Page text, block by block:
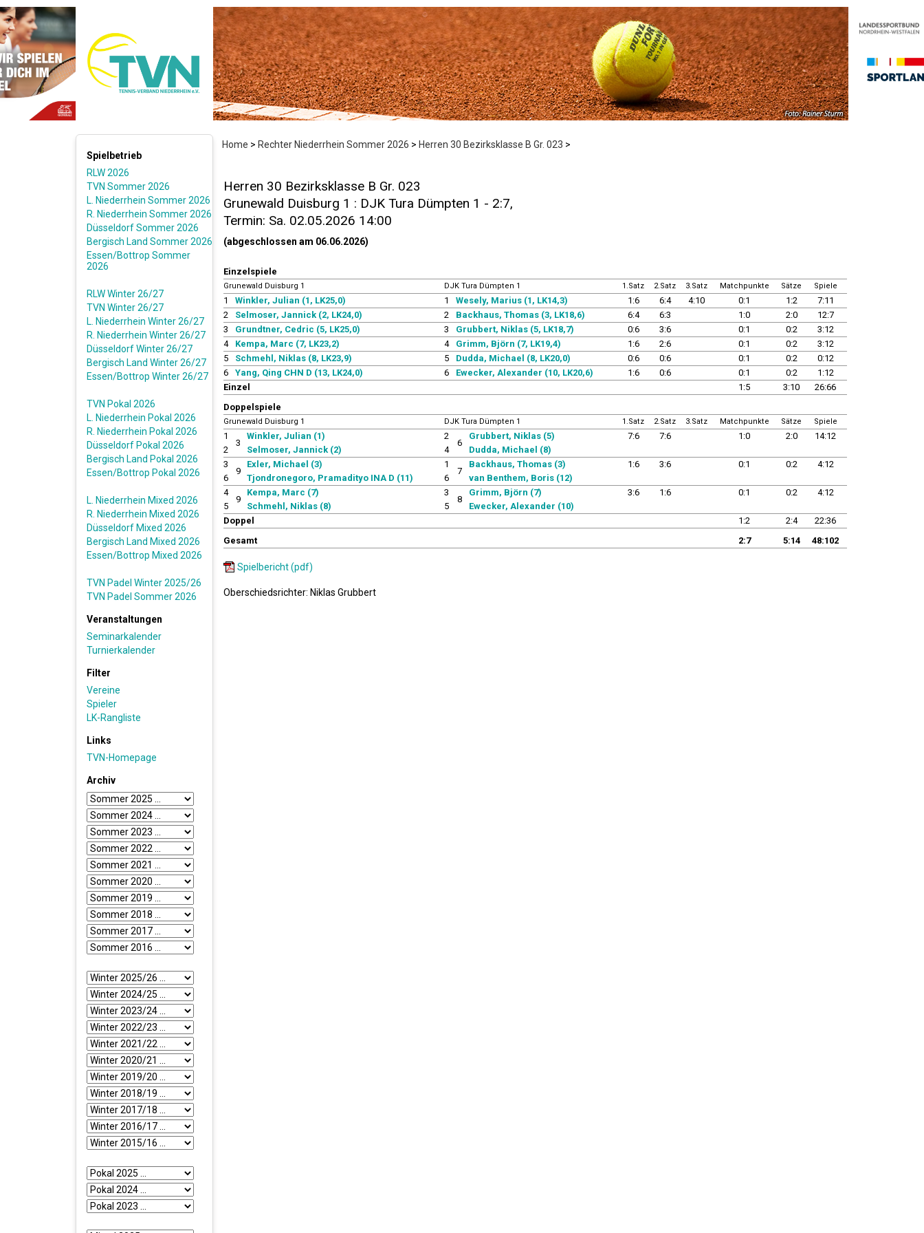
Home > Rechter Niederrhein Sommer 2026 > Herren 30 Bezirksklasse B Gr. 023 >
Spielbetrieb
RLW 2026
TVN Sommer 2026
L. Niederrhein Sommer 2026
R. Niederrhein Sommer 2026
Düsseldorf Sommer 2026
Bergisch Land Sommer 2026
Essen/Bottrop Sommer
2026
RLW Winter 26/27
TVN Winter 26/27
L. Niederrhein Winter 26/27
R. Niederrhein Winter 26/27
Düsseldorf Winter 26/27
Bergisch Land Winter 26/27
Essen/Bottrop Winter 26/27
TVN Pokal 2026
L. Niederrhein Pokal 2026
R. Niederrhein Pokal 2026
Düsseldorf Pokal 2026
Bergisch Land Pokal 2026
Essen/Bottrop Pokal 2026
L. Niederrhein Mixed 2026
R. Niederrhein Mixed 2026
Düsseldorf Mixed 2026
Bergisch Land Mixed 2026
Essen/Bottrop Mixed 2026
TVN Padel Winter 2025/26
TVN Padel Sommer 2026
Veranstaltungen
Seminarkalender
Turnierkalender
Filter
Vereine
Spieler
LK-Rangliste
Links
TVN-Homepage
Archiv
Herren 30 Bezirksklasse B Gr. 023
Grunewald Duisburg 1 : DJK Tura Dümpten 1 - 2:7,
Termin: Sa. 02.05.2026 14:00
(abgeschlossen am 06.06.2026)
Einzelspiele
Grunewald Duisburg 1 DJK Tura Dümpten 1 1.Satz 2.Satz 3.Satz Matchpunkte Sätze Spiele
1 Winkler, Julian (1, LK25,0) 1 Wesely, Marius (1, LK14,3) 1:6 6:4 4:10 0:1 1:2
7:11
2
Selmoser, Jannick (2, LK24,0) 2 Backhaus, Thomas (3, LK18,6) 6:4 6:3 1:0 2:0
12:7
3
Grundtner, Cedric (5, LK25,0) 3 Grubbert, Niklas (5, LK18,7) 0:6 3:6 0:1 0:2
3:12
4
Kempa, Marc (7, LK23,2) 4 Grimm, Björn (7, LK19,4) 1:6 2:6 0:1 0:2
3:12
5
Schmehl, Niklas (8, LK23,9) 5 Dudda, Michael (8, LK20,0) 0:6 0:6 0:1 0:2
0:12
6
Yang, Qing CHN D (13, LK24,0) 6 Ewecker, Alexander (10, LK20,6) 1:6 0:6 0:1 0:2
1:12
Einzel
1:5 3:10
26:66
Doppelspiele
Grunewald Duisburg 1 DJK Tura Dümpten 1 1.Satz 2.Satz 3.Satz Matchpunkte Sätze Spiele
1
2
3
Winkler, Julian (1)
Selmoser, Jannick (2)
2
4
6
Grubbert, Niklas (5)
Dudda, Michael (8)
7:6 7:6 1:0 2:0 14:12
3
6
9
Exler, Michael (3)
Tjondronegoro, Pramadityo INA D (11)
1
6
7
Backhaus, Thomas (3)
van Benthem, Boris (12)
1:6 3:6 0:1 0:2 4:12
4
5
9
Kempa, Marc (7)
Schmehl, Niklas (8)
3
5
8
Grimm, Björn (7)
Ewecker, Alexander (10)
3:6 1:6 0:1 0:2 4:12
Doppel 1:2 2:4
22:36
Gesamt
2:7 5:14 48:102
Spielbericht (pdf)
Oberschiedsrichter: Niklas Grubbert